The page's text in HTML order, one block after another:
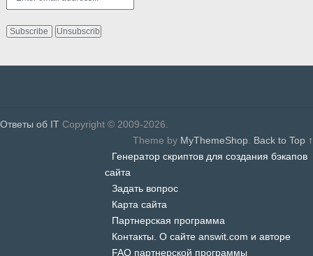
Ответы об IT Copyright © 2009-2026.
Theme by MyThemeShop Back to Top ↑
Генератор скриптов для создания бэкапов
сайта
Задать вопрос
Карта сайта
Партнерская программа
Контакты. О сайте answit.com и авторе
FAQ партнерской программы